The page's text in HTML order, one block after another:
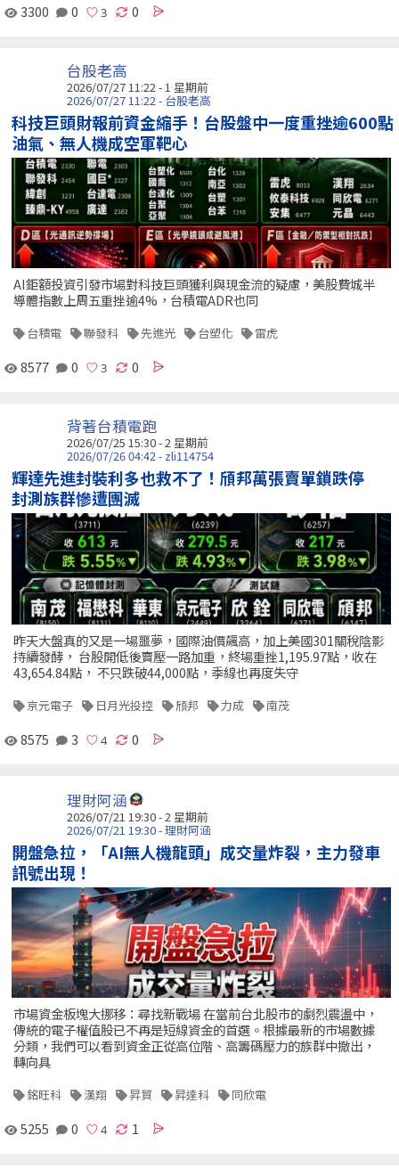
3300 0 0
台股老高
2026/07/27 11:22 - 1 星期前
2026/07/27 11:22 - 台股老高
科技巨頭財報前資金縮手！台股盤中一度重挫逾600點
油氣、無人機成空軍靶心
AI鉅額投資引發市場對科技巨頭獲利與現金流的疑慮，美股費城半
導體指數上周五重挫逾4%，台積電ADR也同
台積電 聯發科 先進光 台塑化 雷虎
8577 0 0
背著台積電跑
2026/07/25 15:30 - 2 星期前
2026/07/26 04:42 - zli114754
輝達先進封裝利多也救不了！頎邦萬張賣單鎖跌停
封測族群慘遭團滅
昨天大盤真的又是一場噩夢，國際油價飆高，加上美國301關稅陰影
持續發酵， 台股開低後賣壓一路加重，終場重挫1,195.97點，收在
43,654.84點， 不只跌破44,000點，季線也再度失守
京元電子 日月光投控 頎邦 力成 南茂
8575 3 0
理財阿涵
2026/07/21 19:30 - 2 星期前
2026/07/21 19:30 - 理財阿涵
開盤急拉，「AI無人機龍頭」成交量炸裂，主力發車
訊號出現！
市場資金板塊大挪移：尋找新戰場 在當前台北股市的劇烈震盪中，
傳統的電子權值股已不再是短線資金的首選。根據最新的市場數據
分類，我們可以看到資金正從高位階、高籌碼壓力的族群中撤出，
轉向具
銘旺科 漢翔 昇貿 昇達科 同欣電
5255 0 1